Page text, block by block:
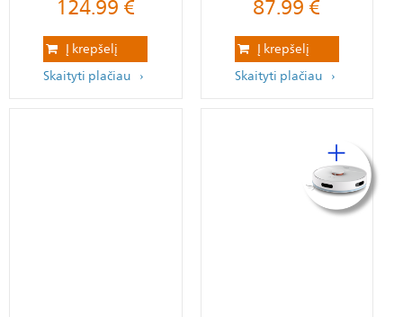
124.99€
Į krepšelį
Skaityti plačiau
87.99€
Į krepšelį
Skaityti plačiau